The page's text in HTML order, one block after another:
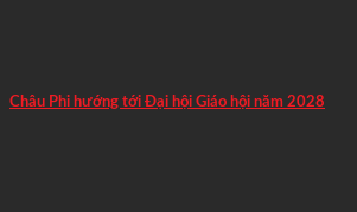
Châu Phi hướng tới Đại hội Giáo hội năm 2028